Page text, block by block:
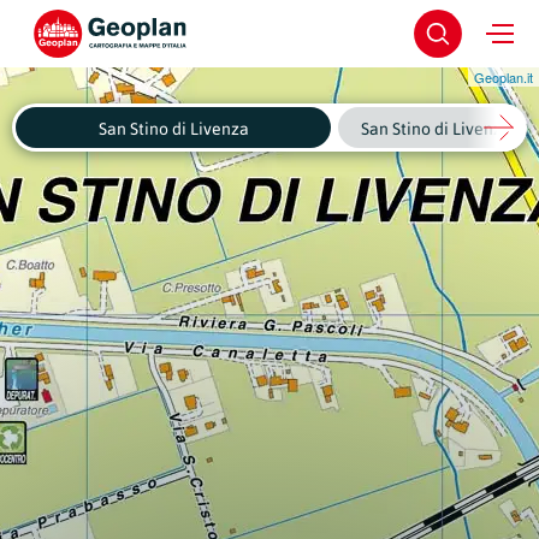
Geoplan.it
San Stino di Livenza San Stino di Livenza -